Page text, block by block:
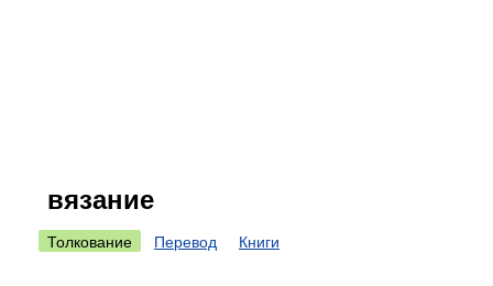
вязание
Толкование Перевод Книги